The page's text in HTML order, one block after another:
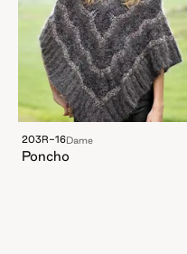
203R-16Dame
Poncho